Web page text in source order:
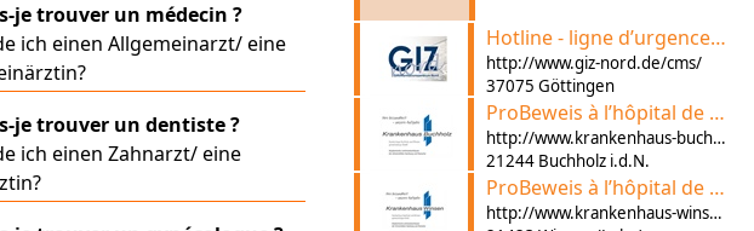
je trouver un médecin ?
ich einen Allgemeinarzt/ eine
je trouver un dentiste ?
ich einen Zahnarzt/ eine
Hotline - ligne d’urgence pour les symptômes de l’empoisonnement de poison
http://www.giz-nord.de/cms/
37075 Göttingen
ProBeweis à l’hôpital de Buchholz
http://www.krankenhaus-buchholz.de/
21244 Buchholz i.d.N.
ProBeweis à l’hôpital de Winsen (Luhe)
http://www.krankenhaus-winsen.de/